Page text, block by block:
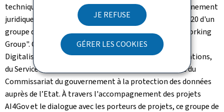
JE REFUSE
GÉRER LES COOKIES
technique des projets, assure également un accompagnement
juridique et éthique à travers la création au début de 2020 d'un
groupe de travail interministériel "AI Legal & Ethics Working
Group". Ce groupe est composé du ministère de la
Digitalisation, du Service des médias et des communications,
du Service information et presse du gouvernement et du
Commissariat du gouvernement à la protection des données
auprès de l’Etat. À travers l'accompagnement des projets
AI4Gov et le dialogue avec les porteurs de projets, ce groupe de